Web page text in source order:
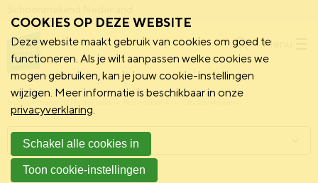
Menu
Schoonmakend Nederland
Menu
COOKIES OP DEZE WEBSITE
Deze website maakt gebruik van cookies om goed te
functioneren. Als je wilt aanpassen welke cookies we
mogen gebruiken, kan je jouw cookie-instellingen
wijzigen. Meer informatie is beschikbaar in onze
privacyverklaring.
Schakel alle cookies in
Toon cookie-instellingen